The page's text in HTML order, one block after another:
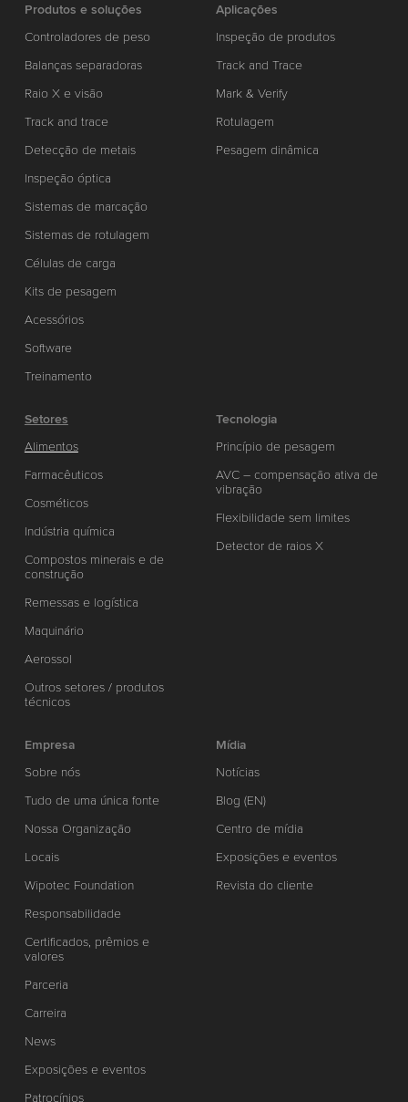
Produtos e soluções
Controladores de peso
Balanças separadoras
Raio X e visão
Track and trace
Detecção de metais
Inspeção óptica
Sistemas de marcação
Sistemas de rotulagem
Células de carga
Kits de pesagem
Acessórios
Software
Treinamento
Aplicações
Inspeção de produtos
Track and Trace
Mark & Verify
Rotulagem
Pesagem dinâmica
Setores
Alimentos
Farmacêuticos
Cosméticos
Indústria química
Compostos minerais e de
construção
Remessas e logística
Maquinário
Aerossol
Outros setores / produtos
técnicos
Tecnologia
Princípio de pesagem
AVC – compensação ativa de
vibração
Flexibilidade sem limites
Detector de raios X
Empresa
Sobre nós
Tudo de uma única fonte
Nossa Organização
Locais
Wipotec Foundation
Responsabilidade
Certificados, prêmios e
valores
Parceria
Carreira
News
Exposições e eventos
Patrocínios
Mídia
Notícias
Blog (EN)
Centro de mídia
Exposições e eventos
Revista do cliente